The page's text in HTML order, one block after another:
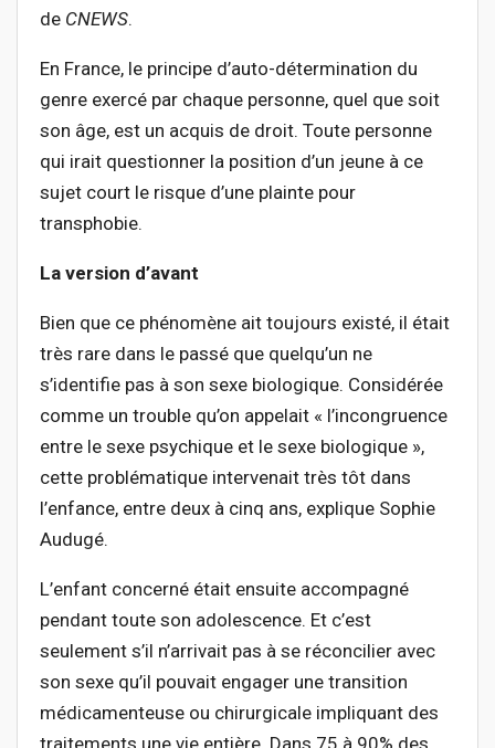
de CNEWS.
En France, le principe d’auto-détermination du
genre exercé par chaque personne, quel que soit
son âge, est un acquis de droit. Toute personne
qui irait questionner la position d’un jeune à ce
sujet court le risque d’une plainte pour
transphobie.
La version d’avant
Bien que ce phénomène ait toujours existé, il était
très rare dans le passé que quelqu’un ne
s’identifie pas à son sexe biologique. Considérée
comme un trouble qu’on appelait « l’incongruence
entre le sexe psychique et le sexe biologique »,
cette problématique intervenait très tôt dans
l’enfance, entre deux à cinq ans, explique Sophie
Audugé.
L’enfant concerné était ensuite accompagné
pendant toute son adolescence. Et c’est
seulement s’il n’arrivait pas à se réconcilier avec
son sexe qu’il pouvait engager une transition
médicamenteuse ou chirurgicale impliquant des
traitements une vie entière. Dans 75 à 90% des